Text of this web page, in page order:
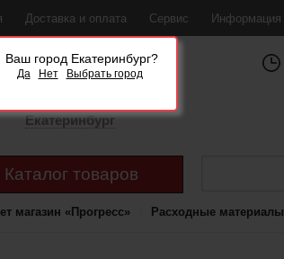
Доставка и оплата Сервис Информация
Ваш город Екатеринбург?
Да Нет Выбрать город
Екатеринбург
Каталог товаров
магазин «Прогресс» Расходные материалы